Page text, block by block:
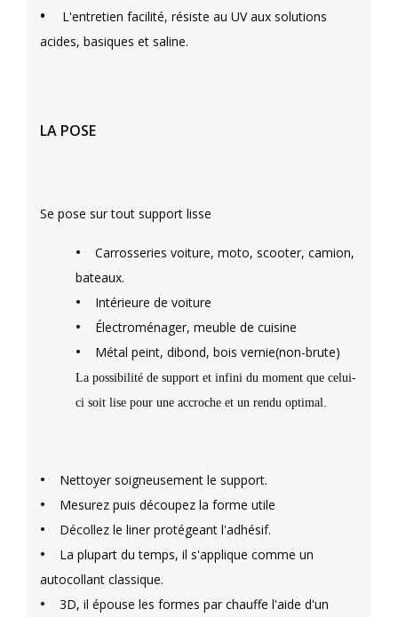
•
L'entretien facilité, résiste au UV aux solutions
acides, basiques et saline.
LA POSE
Se pose sur tout support lisse
• Carrosseries voiture, moto, scooter, camion,
bateaux.
• Intérieure de voiture
• Électroménager, meuble de cuisine
• Métal peint, dibond, bois vernie(non-brute)
La possibilité de support et infini du moment que celui-
ci soit lise pour une accroche et un rendu optimal.
• Nettoyer soigneusement le support.
• Mesurez puis découpez la forme utile
• Décollez le liner protégeant l'adhésif.
•
La plupart du temps, il s'applique comme un
autocollant classique.
• 3D, il épouse les formes par chauffe l'aide d'un